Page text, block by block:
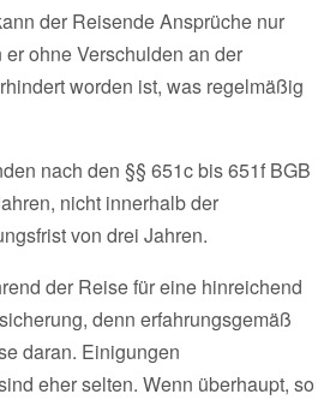
der Reisende Ansprüche nur
ohne Verschulden an der
worden ist, was regelmäßig
nach den §§ 651c bis 651f BGB
nicht innerhalb der
von drei Jahren.
der Reise für eine hinreichend
denn erfahrungsgemäß
daran. Einigungen
eher selten. Wenn überhaupt, so